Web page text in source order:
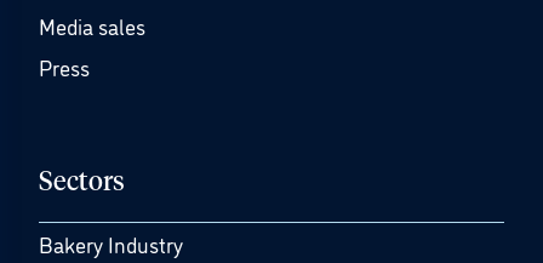
Media sales
Press
Sectors
Bakery Industry